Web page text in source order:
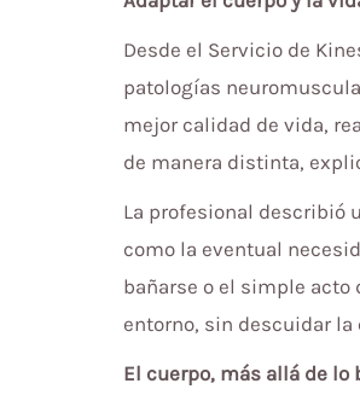
Desde el Servicio de
patologías
mejor calidad de vida,
de manera distinta,
La profesional describió
como la eventual
bañarse o el simple acto
entorno, sin descuidar
El cuerpo, más allá de lo